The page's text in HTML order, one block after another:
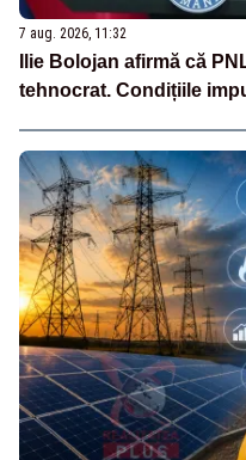
7 aug. 2026, 11:32
Ilie Bolojan afirmă că
tehnocrat. Condițiile